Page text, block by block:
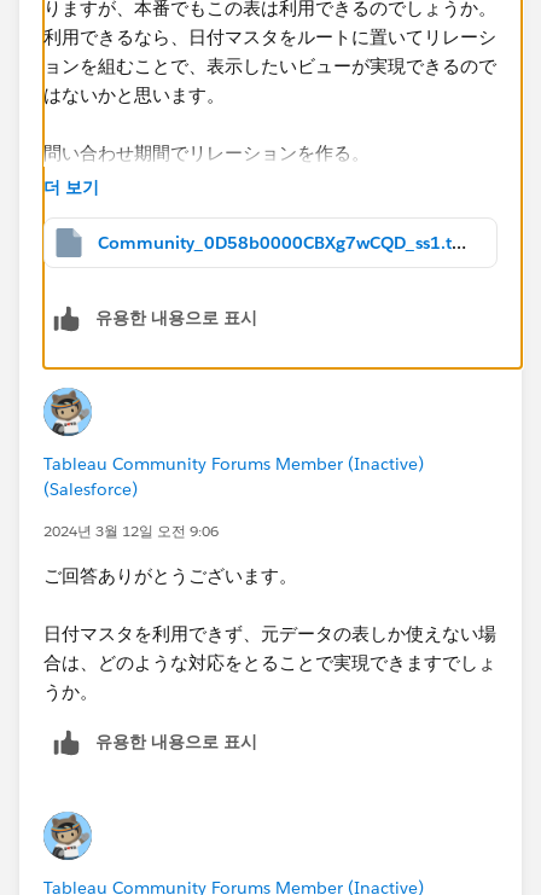
次のようにカウントしたいです。
2023/1/15 Tableau Desktop その他 5
2023/1/16 Tableau Desktop その他 5
2023/1/18 Tableau Desktop その他 8
2023/1/19 Tableau Desktop その他 3
お手数をおかけしますが、ご確認の程よろしくお願いい
りますが、本番でもこの表は利用できるのでしょうか。
利用できるなら、日付マスタをルートに置いてリレーシ
ョンを組むことで、表示したいビューが実現できるので
はないかと思います。
問い合わせ期間でリレーションを作る。
表示したいディメンションとメジャーをビューに追加。
消えてしまうのでマークの詳細に日付マスタのメジャー
い場合は、相当ややこしいことになるだろうと思いま
더 보기
Community_0D58b0000CBXg7wCQD_ss1.twbx
유용한 내용으로 표시
Tableau Community Forums Member (Inactive)
(Salesforce)
2024년 3월 12일 오전 9:06
ご回答ありがとうございます。
日付マスタを利用できず、元データの表しか使えない場
合は、どのような対応をとることで実現できますでしょ
うか。
유용한 내용으로 표시
Tableau Community Forums Member (Inactive)